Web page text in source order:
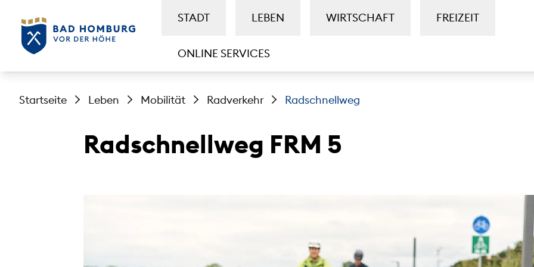
STADT LEBEN WIRTSCHAFT FREIZEIT
ONLINE SERVICES
Startseite Leben Mobilität Radverkehr Radschnellweg
Radschnellweg FRM 5